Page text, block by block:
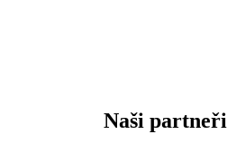
Naši partneři